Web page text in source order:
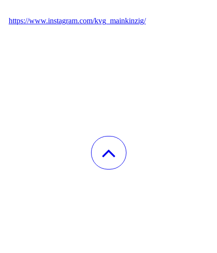
https://www.instagram.com/kvg_mainkinzig/